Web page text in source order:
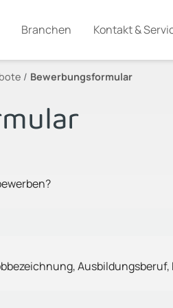
Branchen Kontakt &
Bewerbungsformular